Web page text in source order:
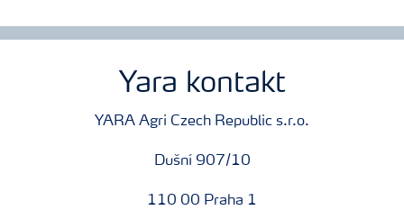
Yara kontakt
YARA Agri Czech Republic s.r.o.
Dušní 907/10
110 00 Praha 1